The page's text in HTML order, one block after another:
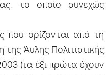
το οποίο συνεχώς
που ορίζονται από τη
Άυλης Πολιτιστικής
(τα έξι πρώτα έχουν